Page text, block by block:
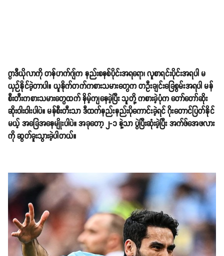
ဂွာဒီယိုလာကို တန်ဟက်ဂျ်က နည်းစနစ်ပိုင်းအရရော၊ လူစာရင်းပိုင်းအရပါ မ
ယှဉ်နိုင်ခဲ့တာပါ။ ယူနိုက်တက်ကစားသမားတွေက တဦးချင်းခြေစွမ်းအရပါ မန်
စီးတီးကစားသမားတွေထက် နိမ့်ကျနေခဲ့ပြီး သူတို့ ကစားခဲ့ပုံက တော်တော်ဆိုး
ဆိုးဝါးဝါးပါပဲ။ မန်စီးတီးသာ ဒီထက်နည်းနည်းပိုကောင်းခဲ့ရင် ဂိုးတောင်ပြတ်နိုင်
မယ့် အခြေအနေမျိုးပါပဲ။ အခုတော့ ၂-၁ နဲ့သာ ပွဲပြီးဆုံးခဲ့ပြီး အက်ဖ်အေဖလား
ကို ဆွတ်ခူးသွားခဲ့ပါတယ်။